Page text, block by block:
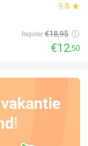
9.8 star
Regulier €18,95
€12,50
vakantie
!